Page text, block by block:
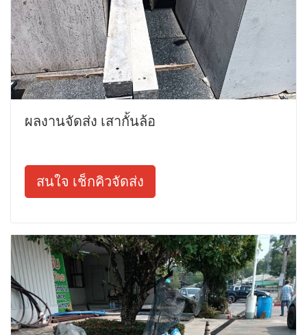
ผลงานจัดส่ง เสากั้นล้อ
สนใจ เช็กคิวจัดส่ง